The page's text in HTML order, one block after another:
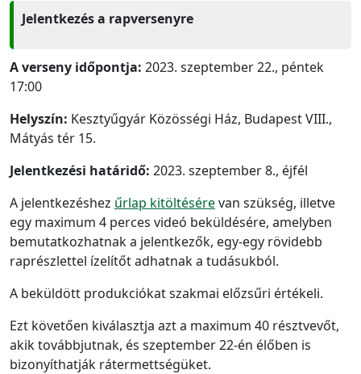
Jelentkezés a rapversenyre
A verseny időpontja: 2023. szeptember 22., péntek
17:00
Helyszín: Kesztyűgyár Közösségi Ház, Budapest VIII.,
Mátyás tér 15.
Jelentkezési határidő: 2023. szeptember 8., éjfél
A jelentkezéshez űrlap kitöltésérevan szükség, illetve
egy maximum 4 perces videó beküldésére, amelyben
bemutatkozhatnak a jelentkezők, egy-egy rövidebb
raprészlettel ízelítőt adhatnak a tudásukból.
A beküldött produkciókat szakmai előzsűri értékeli.
Ezt követően kiválasztja azt a maximum 40 résztvevőt,
akik továbbjutnak, és szeptember 22-én élőben is
bizonyíthatják rátermettségüket.